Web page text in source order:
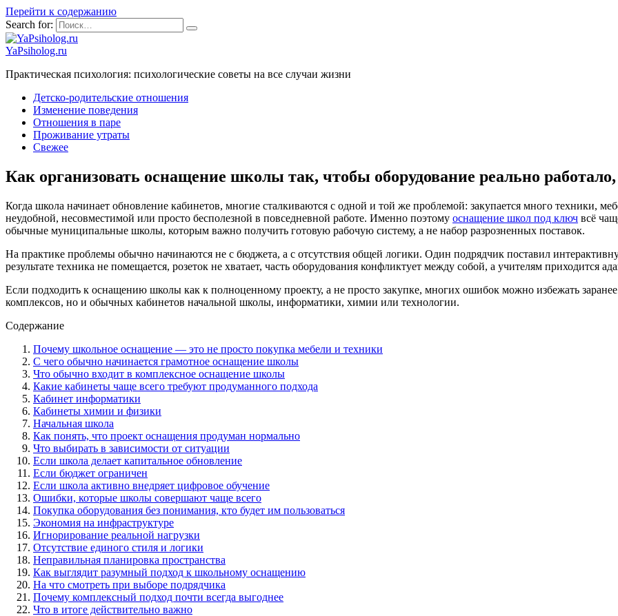
Перейти к содержанию
Search for:
YaPsiholog.ru
Практическая психология: психологические советы на все случаи жизни
Детско-родительские отношения
Изменение поведения
Отношения в паре
Проживание утраты
Свежее
Как организовать оснащение школы так, чтобы оборудование реально
Когда школа начинает обновление кабинетов, многие сталкиваются с одной и той же проблемой: закупается много техники,
неудобной, несовместимой или просто бесполезной в повседневной работе. Именно поэтому оснащение школ под ключ всё
обычные муниципальные школы, которым важно получить готовую рабочую систему, а не набор разрозненных поставок.
На практике проблемы обычно начинаются не с бюджета, а с отсутствия общей логики. Один подрядчик поставил
результате техника не помещается, розеток не хватает, часть оборудования конфликтует между собой, а учителям приходится
Если подходить к оснащению школы как к полноценному проекту, а не просто закупке, многих ошибок можно избежать
комплексов, но и обычных кабинетов начальной школы, информатики, химии или технологии.
Содержание
Почему школьное оснащение — это не просто покупка мебели и техники
С чего обычно начинается грамотное оснащение школы
Что обычно входит в комплексное оснащение школы
Какие кабинеты чаще всего требуют продуманного подхода
Кабинет информатики
Кабинеты химии и физики
Начальная школа
Как понять, что проект оснащения продуман нормально
Что выбирать в зависимости от ситуации
Если школа делает капитальное обновление
Если бюджет ограничен
Если школа активно внедряет цифровое обучение
Ошибки, которые школы совершают чаще всего
Покупка оборудования без понимания, кто будет им пользоваться
Экономия на инфраструктуре
Игнорирование реальной нагрузки
Отсутствие единого стиля и логики
Неправильная планировка пространства
Как выглядит разумный подход к школьному оснащению
На что смотреть при выборе подрядчика
Почему комплексный подход почти всегда выгоднее
Что в итоге действительно важно